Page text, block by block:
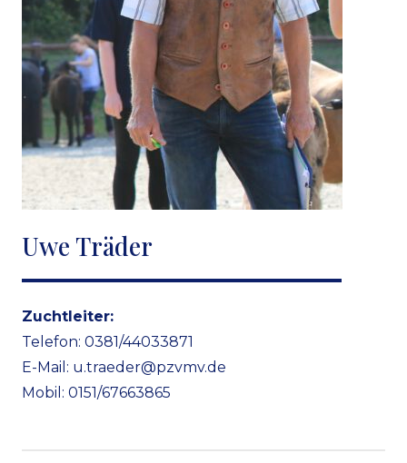
Uwe Träder
Zuchtleiter:
Telefon: 0381/44033871
E-Mail: u.traeder@pzvmv.de
Mobil: 0151/67663865